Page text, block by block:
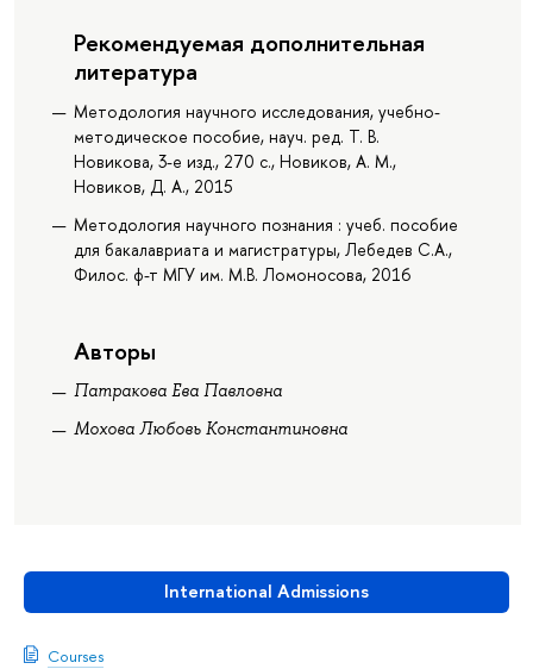
International Admissions
Courses
Рекомендуемая дополнительная
литература
Методология научного исследования, учебно-
методическое пособие, науч. ред. Т. В.
Новикова, 3-е изд., 270 с., Новиков, А. М.,
Новиков, Д. А., 2015
Методология научного познания : учеб. пособие
для бакалавриата и магистратуры, Лебедев С.А.,
Филос. ф-т МГУ им. М.В. Ломоносова, 2016
Авторы
Патракова Ева Павловна
Мохова Любовь Константиновна